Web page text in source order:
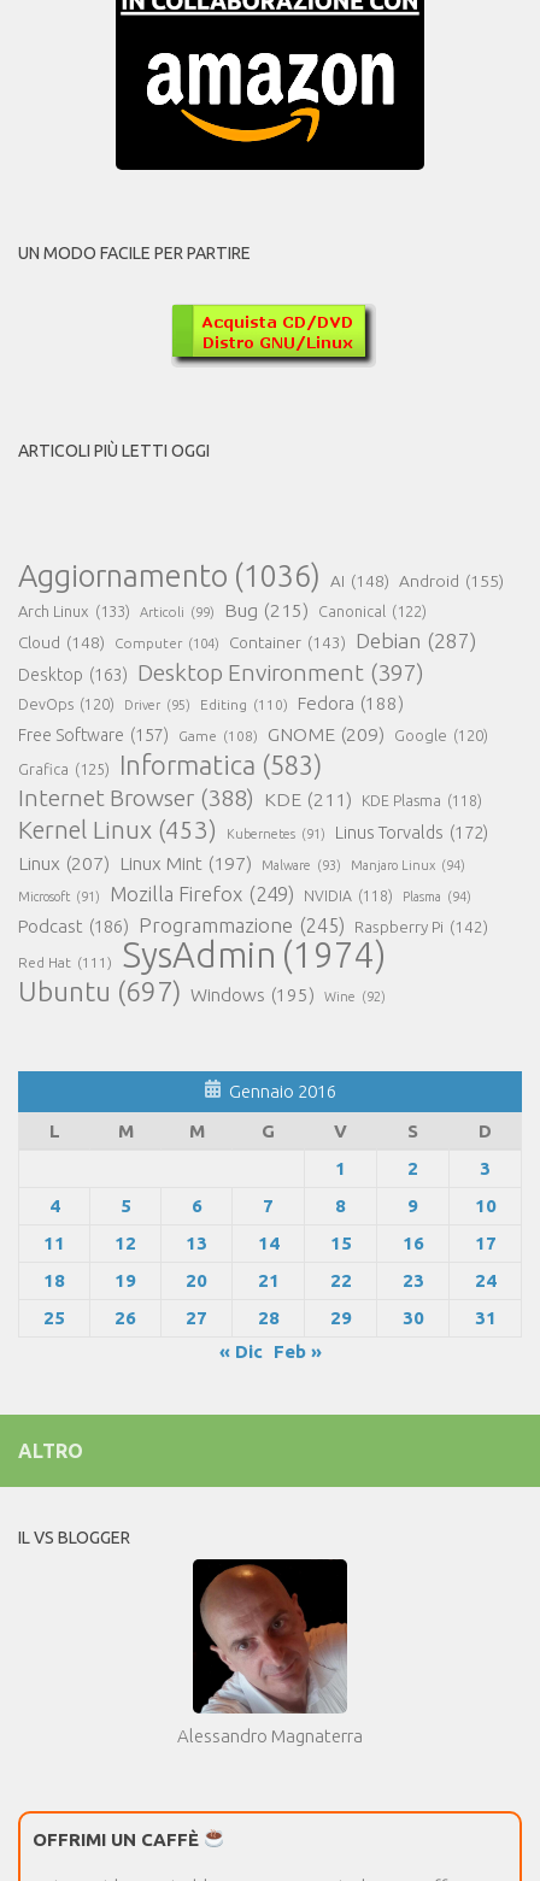
UN MODO FACILE PER PARTIRE
ARTICOLI PIÙ LETTI OGGI
Aggiornamento (1036) AI (148) Android (155)
Arch Linux (133) Articoli (99) Bug (215) Canonical (122)
Cloud (148) Computer (104) Container (143) Debian (287)
Desktop (163) Desktop Environment (397)
DevOps (120) Driver (95) Editing (110) Fedora (188)
Free Software (157) Game (108) GNOME (209) Google (120)
Grafica (125) Informatica (583)
Internet Browser (388) KDE (211) KDE Plasma (118)
Kernel Linux (453) Kubernetes (91) Linus Torvalds (172)
Linux (207) Linux Mint (197) Malware (93) Manjaro Linux (94)
Microsoft (91) Mozilla Firefox (249) NVIDIA (118) Plasma (94)
Podcast (186) Programmazione (245) Raspberry Pi (142)
Red Hat (111) SysAdmin (1974)
Ubuntu (697) Windows (195) Wine (92)
Gennaio 2016
L
M M G V S
D
1
2
3
4
5 6 7 8 9
10
11
12 13 14 15 16
17
18
19 20 21 22 23
24
25
26 27 28 29 30
31
« Dic
Feb »
ALTRO
IL VS BLOGGER
Alessandro Magnaterra
OFFRIMI UN CAFFÈ